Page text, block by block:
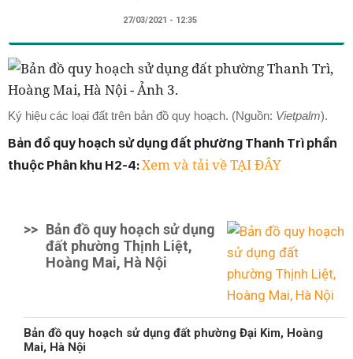
27/03/2021 - 12:35
Ký hiệu các loại đất trên bản đồ quy hoạch. (Nguồn: Vietpalm).
Bản đồ quy hoạch sử dụng đất phường Thanh Trì phần
thuộc Phân khu H2-4:Xem và tải về TẠI ĐÂY
>> Bản đồ quy hoạch sử dụng
đất phường Thịnh Liệt,
Hoàng Mai, Hà Nội
Bản đồ quy hoạch sử dụng đất phường Đại Kim, Hoàng
Mai, Hà Nội